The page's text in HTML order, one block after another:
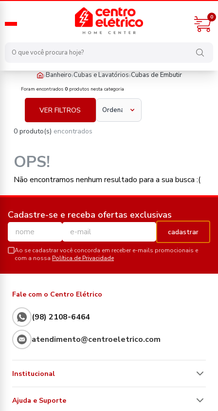
0
›Banheiro›Cubas e Lavatórios›Cubas de Embutir
banheiro/cubas-e-lavatorios/cubas-de-embutir
Foram encontrados 0 produtos nesta categoria
VER FILTROS
0 produto(s) encontrados
OPS!
Não encontramos nenhum resultado para a sua busca :(
Cadastre-se e receba ofertas exclusivas
cadastrar
Ao se cadastrar você concorda em receber e-mails promocionais e
com a nossa Política de Privacidade
Fale com o Centro Elétrico
(98) 2108-6464
atendimento@centroeletrico.com
Institucional
Ajuda e Suporte